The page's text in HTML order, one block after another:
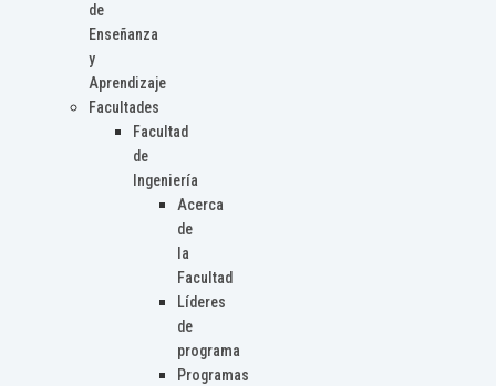
de
Enseñanza
y
Aprendizaje
Facultades
Facultad
de
Ingeniería
Acerca
de
la
Facultad
Líderes
de
programa
Programas